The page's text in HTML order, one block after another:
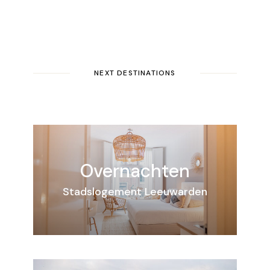
NEXT DESTINATIONS
Overnachten
Stadslogement Leeuwarden